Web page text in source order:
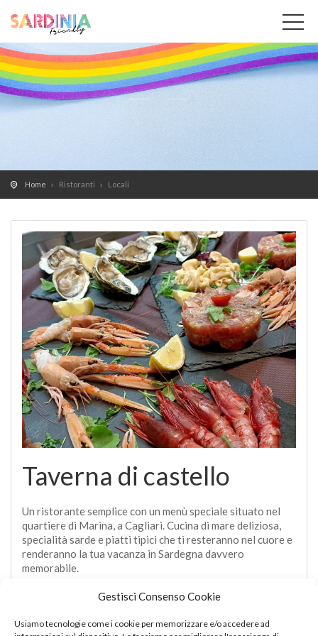
Gestisci Consenso Cookie
Usiamo tecnologie come i cookie per memorizzare e/o accedere ad
Home Ristoranti Locali
Taverna di castello
Un ristorante semplice con un menù speciale situato nel
quartiere di Marina, a Cagliari. Cucina di mare deliziosa,
specialità sarde e piatti tipici che ti resteranno nel cuore e
renderanno la tua vacanza in Sardegna davvero
memorabile.
APRI